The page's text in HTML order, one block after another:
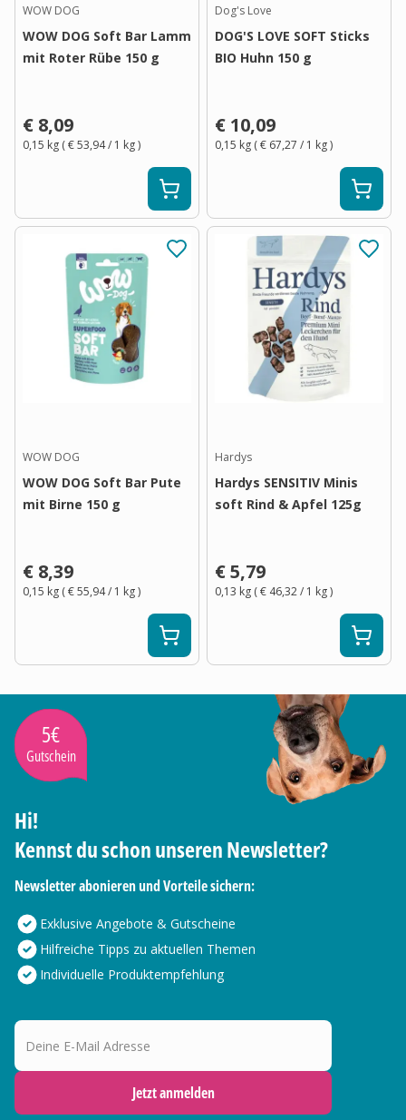
WOW DOG
WOW DOG Soft Bar Lamm
mit Roter Rübe 150 g
€ 8,09
0,15 kg (€ 53,94/ 1 kg)
Dog's Love
DOG'S LOVE SOFT Sticks
BIO Huhn 150 g
€ 10,09
0,15 kg (€ 67,27 / 1 kg)
WOW DOG
WOW DOG Soft Bar Pute
mit Birne 150 g
€ 8,39
0,15 kg (€ 55,94/ 1 kg)
Hardys
Hardys SENSITIV Minis
soft Rind & Apfel 125g
€ 5,79
0,13 kg (€ 46,32/ 1 kg)
5€
Gutschein
Hi!
Kennst du schon unseren Newsletter?
Newsletter abonieren und Vorteile sichern:
Exklusive Angebote & Gutscheine
Hilfreiche Tipps zu aktuellen Themen
Individuelle Produktempfehlung
Deine E-Mail Adresse
Jetzt anmelden